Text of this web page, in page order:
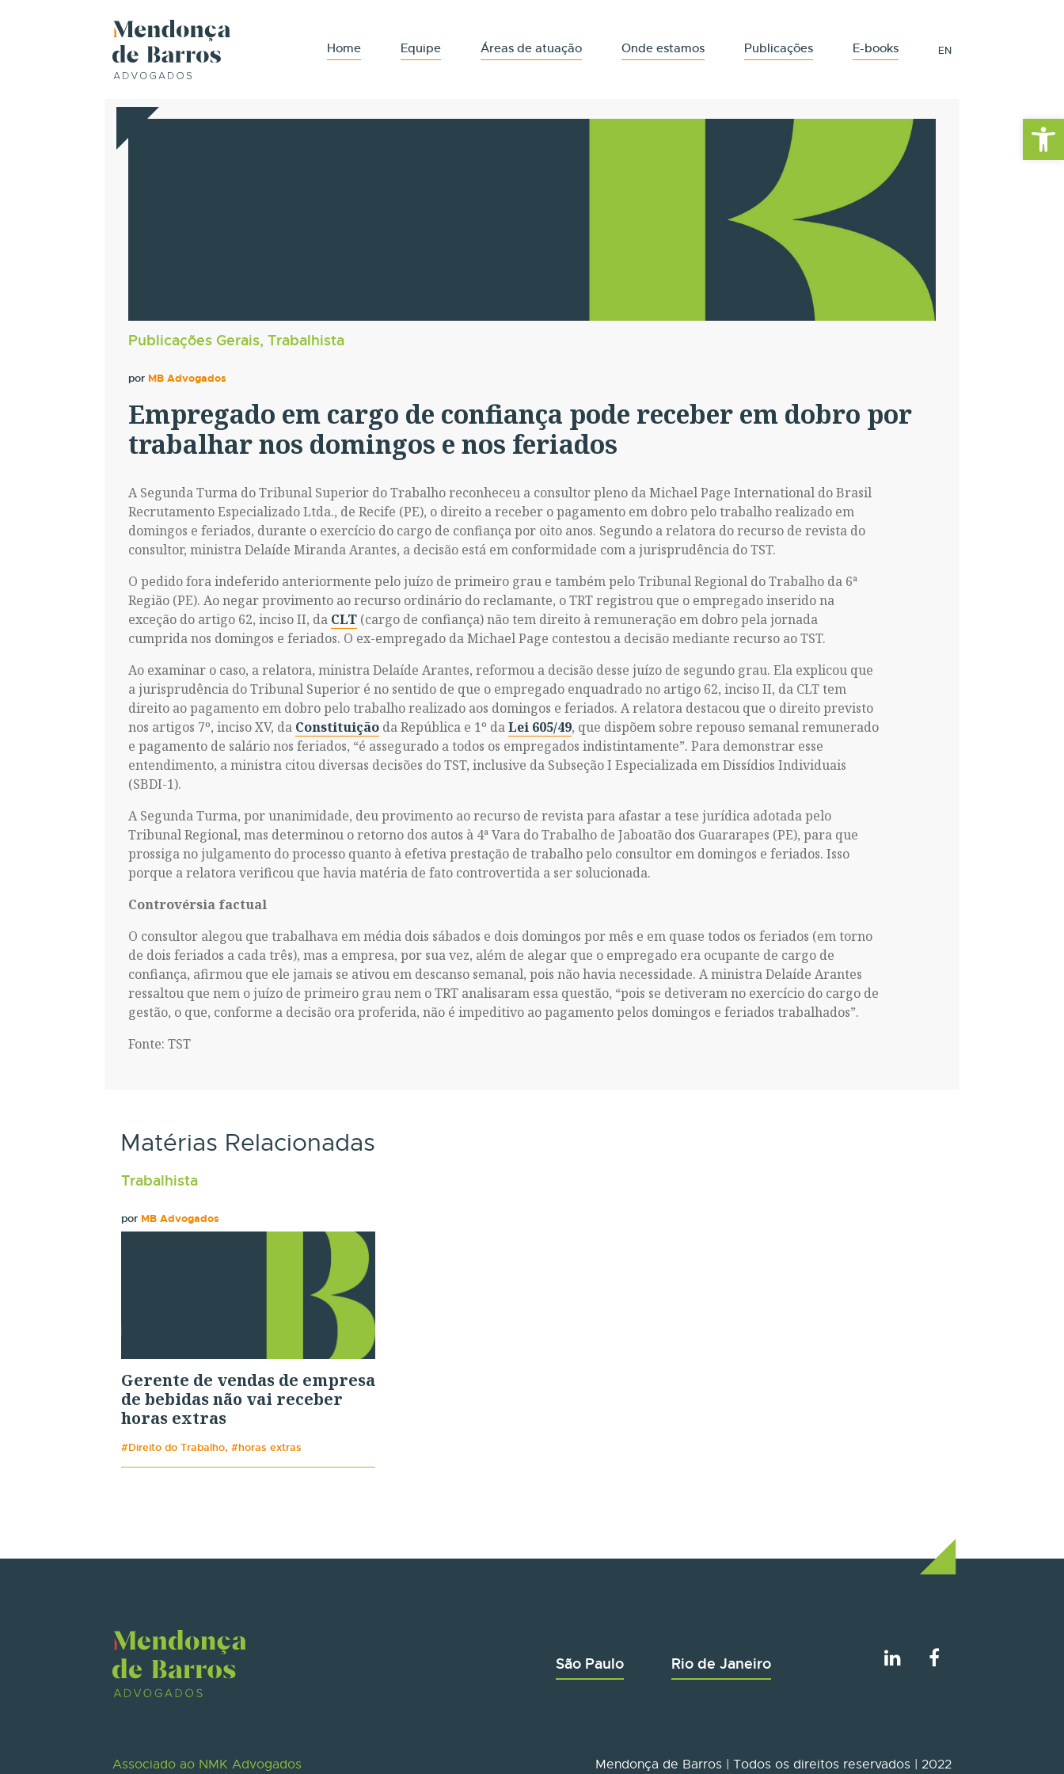
Barra de
Home Equipe Áreas de atuação Onde estamos Publicações E-books EN
Publicações Gerais, Trabalhista
por MB Advogados
Empregado em cargo de confiança pode receber em dobro por
trabalhar nos domingos e nos feriados
A Segunda Turma do Tribunal Superior do Trabalho reconheceu a consultor pleno da Michael Page International do Brasil
Recrutamento Especializado Ltda., de Recife (PE), o direito a receber o pagamento em dobro pelo trabalho realizado em
domingos e feriados, durante o exercício do cargo de confiança por oito anos. Segundo a relatora do recurso de revista do
consultor, ministra Delaíde Miranda Arantes, a decisão está em conformidade com a jurisprudência do TST.
O pedido fora indeferido anteriormente pelo juízo de primeiro grau e também pelo Tribunal Regional do Trabalho da 6ª
Região (PE). Ao negar provimento ao recurso ordinário do reclamante, o TRT registrou que o empregado inserido na
exceção do artigo 62, inciso II, da CLT (cargo de confiança) não tem direito à remuneração em dobro pela jornada
cumprida nos domingos e feriados. O ex-empregado da Michael Page contestou a decisão mediante recurso ao TST.
Ao examinar o caso, a relatora, ministra Delaíde Arantes, reformou a decisão desse juízo de segundo grau. Ela explicou que
a jurisprudência do Tribunal Superior é no sentido de que o empregado enquadrado no artigo 62, inciso II, da CLT tem
direito ao pagamento em dobro pelo trabalho realizado aos domingos e feriados. A relatora destacou que o direito previsto
nos artigos 7º, inciso XV, da Constituição da República e 1º daLei 605/49, que dispõem sobre repouso semanal remunerado
e pagamento de salário nos feriados, “é assegurado a todos os empregados indistintamente”. Para demonstrar esse
entendimento, a ministra citou diversas decisões do TST, inclusive da Subseção I Especializada em Dissídios Individuais
(SBDI-1).
A Segunda Turma, por unanimidade, deu provimento ao recurso de revista para afastar a tese jurídica adotada pelo
Tribunal Regional, mas determinou o retorno dos autos à 4ª Vara do Trabalho de Jaboatão dos Guararapes (PE), para que
prossiga no julgamento do processo quanto à efetiva prestação de trabalho pelo consultor em domingos e feriados. Isso
porque a relatora verificou que havia matéria de fato controvertida a ser solucionada.
Controvérsia factual
O consultor alegou que trabalhava em média dois sábados e dois domingos por mês e em quase todos os feriados (em torno
de dois feriados a cada três), mas a empresa, por sua vez, além de alegar que o empregado era ocupante de cargo de
confiança, afirmou que ele jamais se ativou em descanso semanal, pois não havia necessidade. A ministra Delaíde Arantes
ressaltou que nem o juízo de primeiro grau nem o TRT analisaram essa questão, “pois se detiveram no exercício do cargo de
gestão, o que, conforme a decisão ora proferida, não é impeditivo ao pagamento pelos domingos e feriados trabalhados”.
Fonte: TST
Matérias Relacionadas
Trabalhista
por MB Advogados
Gerente de vendas de empresa
de bebidas não vai receber
horas extras
#Direito do Trabalho, #horas extras
São Paulo Rio de Janeiro
Associado ao NMK Advogados Mendonça de Barros | Todos os direitos reservados | 2022